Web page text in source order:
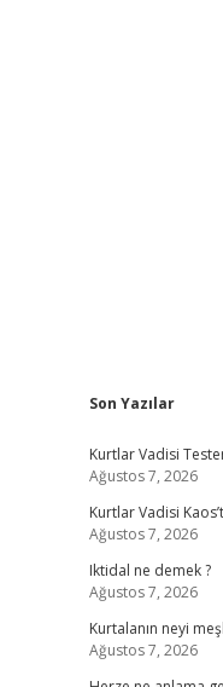
Son Yazılar
Kurtlar Vadisi
Ağustos 7, 2026
Kurtlar Vadisi
Ağustos 7, 2026
Iktidal ne demek ?
Ağustos 7, 2026
Kurtalanın neyi
Ağustos 7, 2026